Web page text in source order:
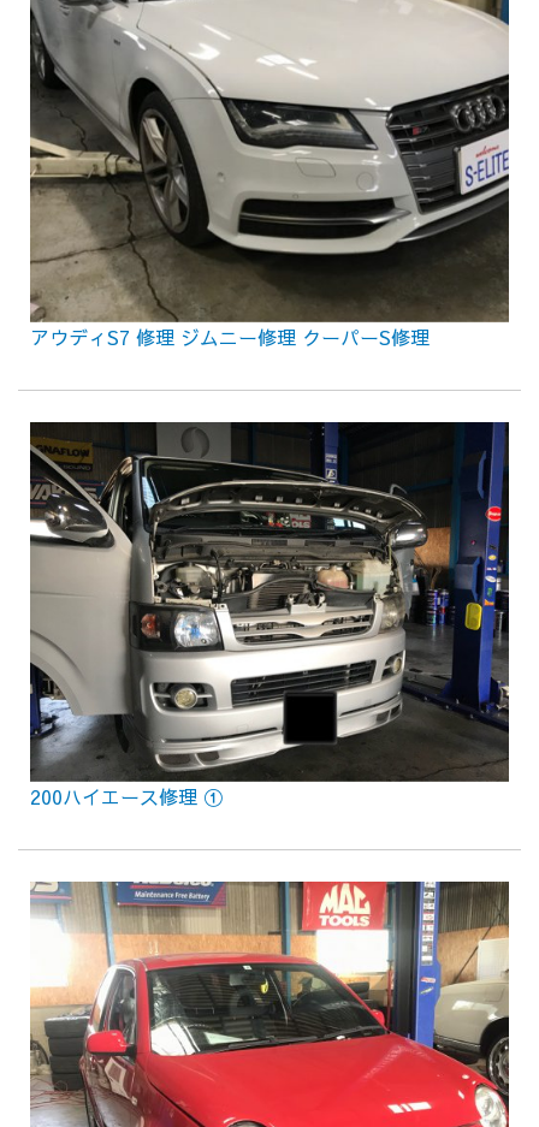
アウディS7 修理 ジムニー修理 クーパーS修理
200ハイエース修理 ①